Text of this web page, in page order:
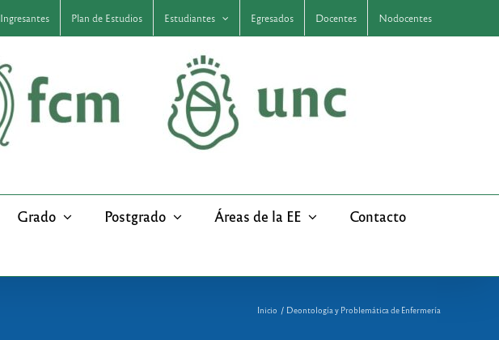
Ingresantes Plan de Estudios Estudiantes Egresados Docentes Nodocentes
Grado Postgrado Áreas de la EE Contacto
Inicio Deontología y Problemática de Enfermería